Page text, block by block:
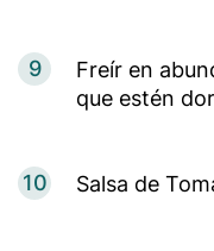
9
Freír en
que estén
10 Salsa de